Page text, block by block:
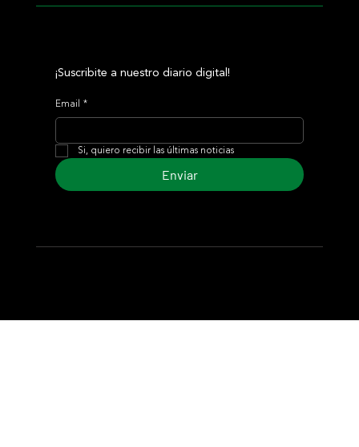
¡Suscribite a nuestro diario digital!
Email *
Si, quiero recibir las últimas noticias
Enviar